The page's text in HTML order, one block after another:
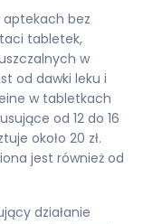
aptekach bez
tabletek,
w
od dawki leku i
w tabletkach
od 12 do 16
około 20 zł.
jest również od
działanie